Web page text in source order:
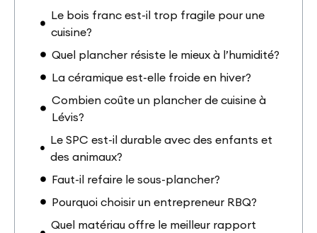
Le bois franc est-il trop fragile pour une
cuisine?
Quel plancher résiste le mieux à l’humidité?
La céramique est-elle froide en hiver?
Combien coûte un plancher de cuisine à
Lévis?
Le SPC est-il durable avec des enfants et
des animaux?
Faut-il refaire le sous-plancher?
Pourquoi choisir un entrepreneur RBQ?
Quel matériau offre le meilleur rapport